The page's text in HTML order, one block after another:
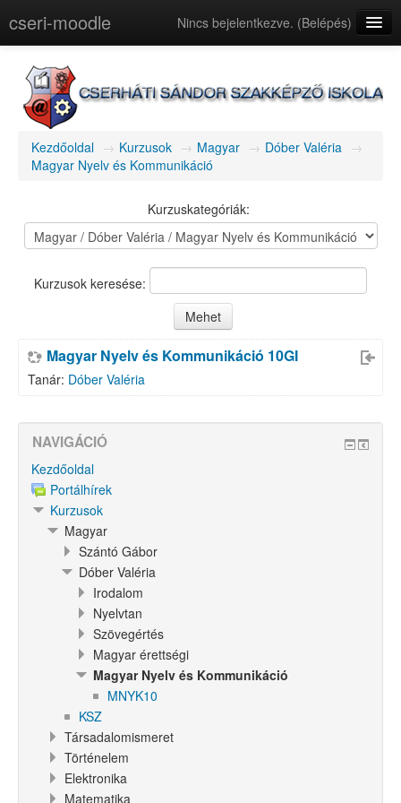
cseri-moodle Nincs bejelentkezve. (Belépés)
Kezdőoldal → Kurzusok → Magyar → Dóber Valéria →
Magyar Nyelv és Kommunikáció
Kurzuskategóriák:
Kurzusok keresése:
Magyar Nyelv és Kommunikáció 10GI
Tanár: Dóber Valéria
NAVIGÁCIÓ
Kezdőoldal
Portálhírek
Kurzusok
Magyar
Szántó Gábor
Dóber Valéria
Irodalom
Nyelvtan
Szövegértés
Magyar érettségi
Magyar Nyelv és Kommunikáció
MNYK10
KSZ
Társadalomismeret
Történelem
Elektronika
Matematika